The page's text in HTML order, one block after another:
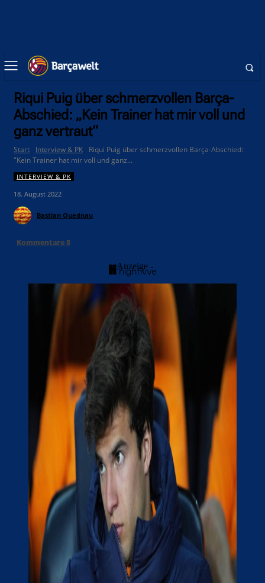
Riqui Puig über schmerzvollen Barça-
Abschied: „Kein Trainer hat mir voll und
ganz vertraut“
Start Interview & PK
Riqui Puig über schmerzvollen Barça-Abschied:
"Kein Trainer hat mir voll und ganz...
INTERVIEW & PK
18. August 2022
Bastian Quednau
Kommentare8
- Anzeige -